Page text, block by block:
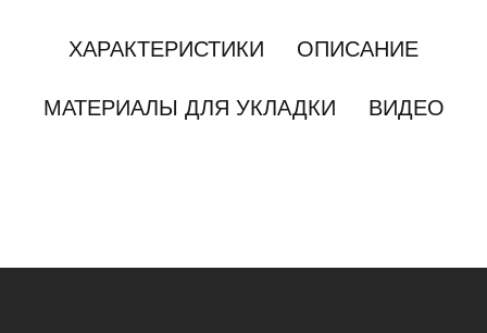
ХАРАКТЕРИСТИКИ ОПИСАНИЕ
МАТЕРИАЛЫ ДЛЯ УКЛАДКИ ВИДЕО